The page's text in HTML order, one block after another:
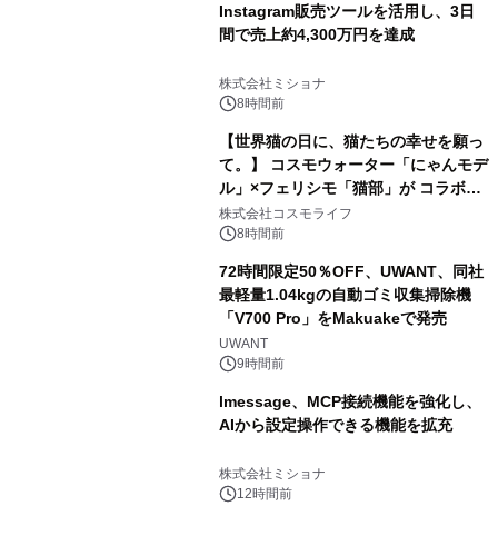
Instagram販売ツールを活用し、3日
間で売上約4,300万円を達成
株式会社ミショナ
8時間前
【世界猫の日に、猫たちの幸せを願っ
て。】 コスモウォーター「にゃんモデ
ル」×フェリシモ「猫部」が コラボキ
ャンペーンを実施
株式会社コスモライフ
8時間前
72時間限定50％OFF、UWANT、同社
最軽量1.04kgの自動ゴミ収集掃除機
「V700 Pro」をMakuakeで発売
UWANT
9時間前
lmessage、MCP接続機能を強化し、
AIから設定操作できる機能を拡充
株式会社ミショナ
12時間前